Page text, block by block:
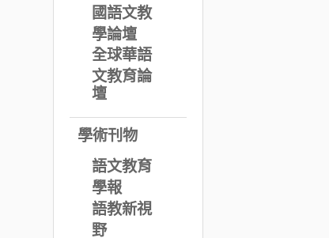
國語文教
學論壇
全球華語
文教育論
壇
學術刊物
語文教育
學報
語教新視
野